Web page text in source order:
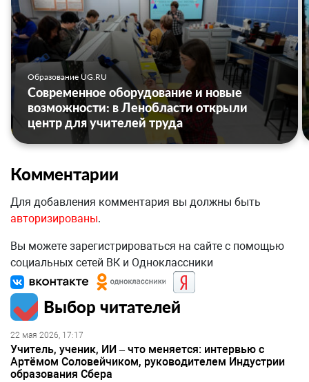
Образование UG.RU
Современное оборудование и новые
возможности: в Ленобласти открыли
центр для учителей труда
Комментарии
Для добавления комментария вы должны быть
авторизированы.
Вы можете зарегистрироваться на сайте с помощью
социальных сетей ВК и Одноклассники
Выбор читателей
22 мая 2026, 17:17
Учитель, ученик, ИИ – что меняется: интервью с
Артёмом Соловейчиком, руководителем Индустрии
образования Сбера